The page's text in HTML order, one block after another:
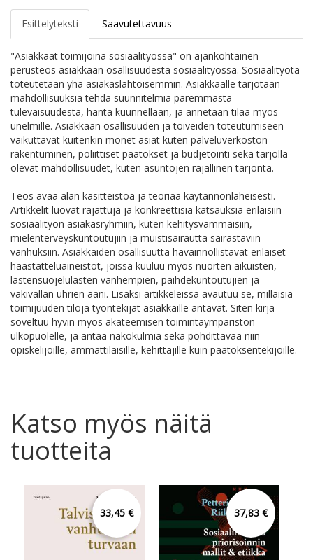
Esittelyteksti Saavutettavuus
"Asiakkaat toimijoina sosiaalityössä" on ajankohtainen
perusteos asiakkaan osallisuudesta sosiaalityössä. Sosiaalityötä
toteutetaan yhä asiakaslähtöisemmin. Asiakkaalle tarjotaan
mahdollisuuksia tehdä suunnitelmia paremmasta
tulevaisuudesta, häntä kuunnellaan, ja annetaan tilaa myös
unelmille. Asiakkaan osallisuuden ja toiveiden toteutumiseen
vaikuttavat kuitenkin monet asiat kuten palveluverkoston
rakentuminen, poliittiset päätökset ja budjetointi sekä tarjolla
olevat mahdollisuudet, kuten asuntojen rajallinen tarjonta.
Teos avaa alan käsitteistöä ja teoriaa käytännönläheisesti.
Artikkelit luovat rajattuja ja konkreettisia katsauksia erilaisiin
sosiaalityön asiakasryhmiin, kuten kehitysvammaisiin,
mielenterveyskuntoutujiin ja muistisairautta sairastaviin
vanhuksiin. Asiakkaiden osallisuutta havainnollistavat erilaiset
haastatteluaineistot, joissa kuuluu myös nuorten aikuisten,
lastensuojelulasten vanhempien, päihdekuntoutujien ja
väkivallan uhrien ääni. Lisäksi artikkeleissa avautuu se, millaisia
toimijuuden tiloja työntekijät asiakkaille antavat. Siten kirja
soveltuu hyvin myös akateemisen toimintaympäristön
ulkopuolelle, ja antaa näkökulmia sekä pohdittavaa niin
opiskelijoille, ammattilaisille, kehittäjille kuin päätöksentekijöille.
Katso myös näitä
tuotteita
33,45 € 37,83 €